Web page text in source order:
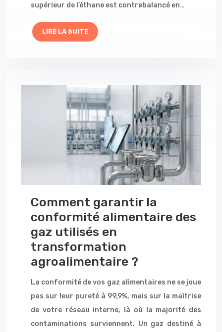
supérieur de l’éthane est contrebalancé en…
LIRE LA SUITE
Comment garantir la
conformité alimentaire des
gaz utilisés en
transformation
agroalimentaire ?
La conformité de vos gaz alimentaires ne se joue
pas sur leur pureté à 99,9%, mais sur la maîtrise
de votre réseau interne, là où la majorité des
contaminations surviennent. Un gaz destiné à